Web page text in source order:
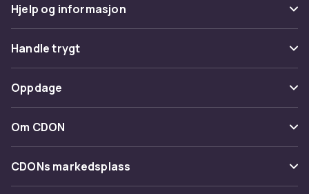
Hjelp og informasjon
Vanlige spørsmål
Spor pakke
Angre & returner her
Kontakt oss
Handle trygt
Betaling
Levering
Tilbakekallinger
Oppdage
Kategorier
Varemerker
Om CDON
Om oss
Kundeanmeldelser
CDONs markedsplass